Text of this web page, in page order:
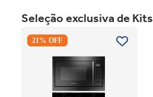
Seleção exclusiva de Kits
Kit Brastemp de Embutir
Forno Elétrico 84 Litros
BOC84AE+Micro-ondas 32
Litros BM146AE Preto 220V
21% OFF